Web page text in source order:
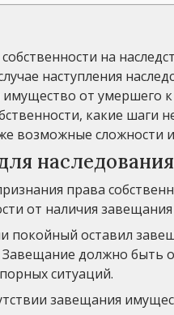
на
наступления
от умершего
какие шаги
возможные сложности
наследования
права
от наличия
покойный оставил
должно быть
ситуаций.
завещания